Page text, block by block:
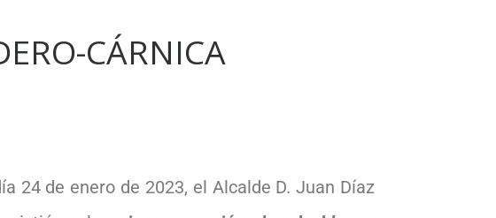
CÁRNICA
24 de enero de 2023, el Alcalde D. Juan Díaz